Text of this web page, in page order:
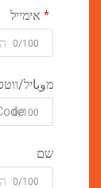
אימייל
0/100
מوباיל/
0/100
שם
0/100